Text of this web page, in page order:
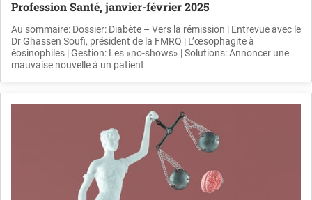
Profession Santé, janvier-février 2025
Au sommaire: Dossier: Diabète – Vers la rémission | Entrevue avec le
Dr Ghassen Soufi, président de la FMRQ | L’œsophagite à
éosinophiles | Gestion: Les «no-shows» | Solutions: Annoncer une
mauvaise nouvelle à un patient